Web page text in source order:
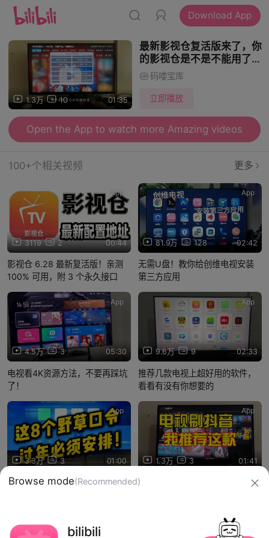
Download App
1.3万 10 01:35
最新影视仓复活版来了，你
的影视仓是不是不能用了，
快试试这款
码喽宝库
立即播放
Open the App to watch more Amazing videos
100+个相关视频 更多
3119 2 00:44
App
影视仓 6.28 最新复活版！亲测
100% 可用，附 3 个永久接口
81.9万 128 02:42
App
无需U盘！教你给创维电视安装
第三方应用
4.5万 3 05:30
App
电视看4K资源方法，不要再踩坑
了！
9.6万 9 02:33
App
推荐几款电视上超好用的软件，
看看有没有你想要的
3.3万 3 01:00
App
这8个野草口令过年必须安排！
1.3万 3 01:41
App
电视端刷抖音，快来试试这款
Browse mode(Recommended)
bilibili
网络文化经营许可证 沪网文【2019】3804-274号